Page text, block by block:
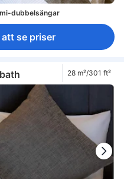
dubbelsängar
se priser
28 m²/301 ft²